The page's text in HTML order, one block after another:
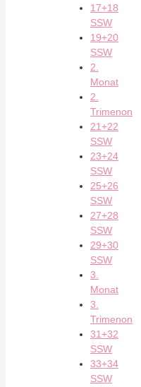
17+18
SSW
19+20
SSW
2.
Monat
2.
Trimenon
21+22
SSW
23+24
SSW
25+26
SSW
27+28
SSW
29+30
SSW
3.
Monat
3.
Trimenon
31+32
SSW
33+34
SSW